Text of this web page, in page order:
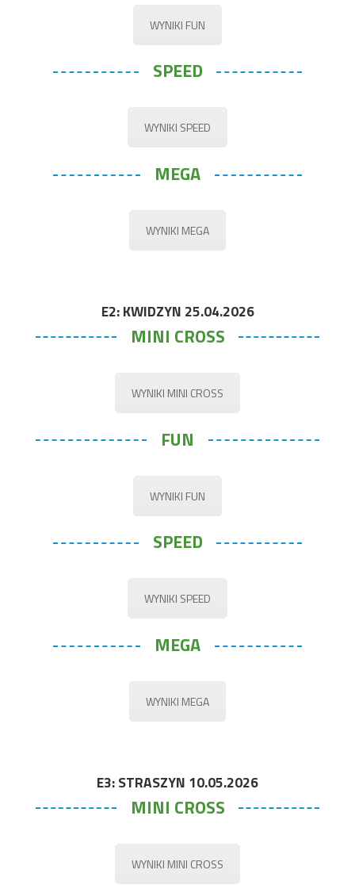
WYNIKI FUN
SPEED
WYNIKI SPEED
MEGA
WYNIKI MEGA
E2: KWIDZYN 25.04.2026
MINI CROSS
WYNIKI MINI CROSS
FUN
WYNIKI FUN
SPEED
WYNIKI SPEED
MEGA
WYNIKI MEGA
E3: STRASZYN 10.05.2026
MINI CROSS
WYNIKI MINI CROSS